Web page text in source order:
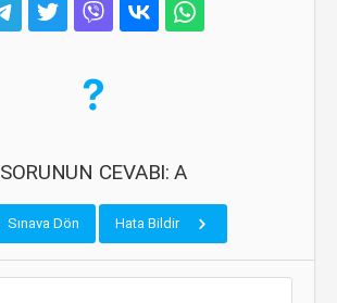
SORUNUN CEVABI: A
Sınava Dön Hata Bildir